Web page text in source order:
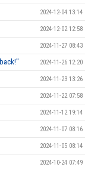
2024-12-04 13:14
2024-12-02 12:58
2024-11-27 08:43
2024-11-26 12:20
2024-11-23 13:26
2024-11-22 07:58
2024-11-12 19:14
2024-11-07 08:16
2024-11-05 08:14
2024-10-24 07:49